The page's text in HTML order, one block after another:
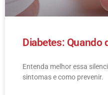
Diabetes: Quando
Entenda melhor essa
sintomas e como prevenir.